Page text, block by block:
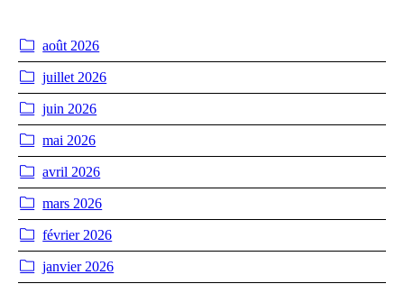
août 2026
juillet 2026
juin 2026
mai 2026
avril 2026
mars 2026
février 2026
janvier 2026